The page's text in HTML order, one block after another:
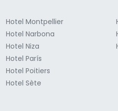
Hotel Montpellier
Hotel Narbona
Hotel Niza
Hotel París
Hotel Poitiers
Hotel Sète